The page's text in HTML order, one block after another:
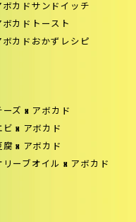
ボカドサンドイッチ
ボカドトースト
ボカドおかずレシピ
ーズ x アボカド
ビ x アボカド
腐 x アボカド
リーブオイル x アボカド